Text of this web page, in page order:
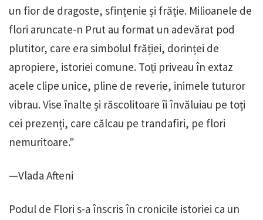
un fior de dragoste, sfințenie și frăție. Milioanele de
flori aruncate-n Prut au format un adevărat pod
plutitor, care era simbolul frăției, dorinței de
apropiere, istoriei comune. Toți priveau în extaz
acele clipe unice, pline de reverie, inimele tuturor
vibrau. Vise înalte și răscolitoare îi învăluiau pe toți
cei prezenți, care călcau pe trandafiri, pe flori
nemuritoare."
—Vlada Afteni
Podul de Flori s-a înscris în cronicile istoriei ca un